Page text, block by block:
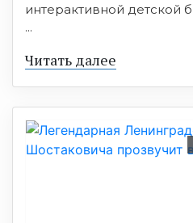
интерактивной детской
...
Читать далее